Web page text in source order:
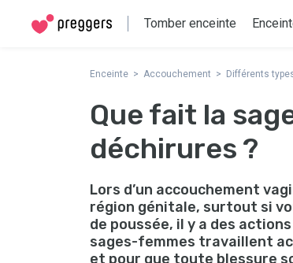
Tomber enceinte
Enceinte Accouchement Différents
Que fait la
déchirures ?
Lors d’un accouchement
région génitale, surtout si
de poussée, il y a des
sages-femmes travaillent
et pour que toute blessure